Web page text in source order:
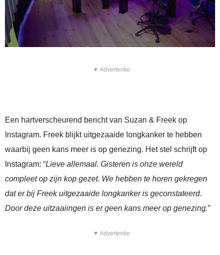
▼ Advertentie
Een hartverscheurend bericht van Suzan & Freek op
Instagram. Freek blijkt uitgezaaide longkanker te hebben
waarbij geen kans meer is op genezing. Het stel schrijft op
Instagram: “Lieve allemaal. Gisteren is onze wereld
compleet op zijn kop gezet. We hebben te horen gekregen
dat er bij Freek uitgezaaide longkanker is geconstateerd.
Door deze uitzaaiingen is er geen kans meer op genezing.”
▼ Advertentie